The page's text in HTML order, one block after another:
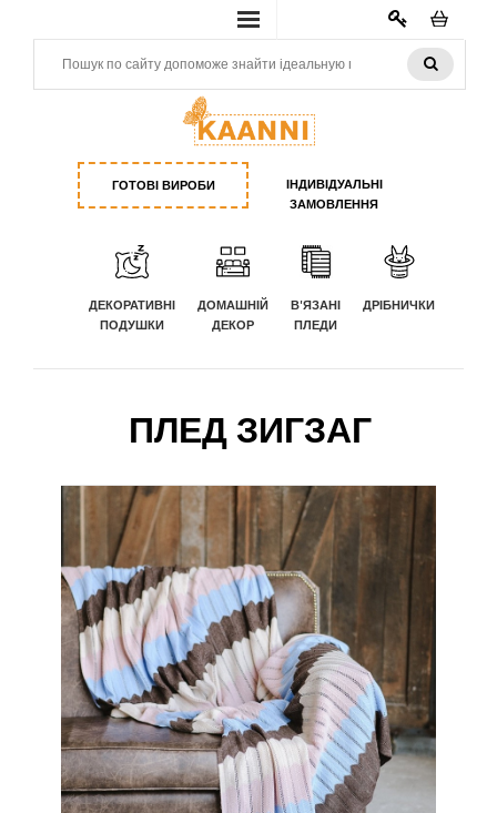
КАБИНЕТ
ГОТОВІ ВИРОБИ
ІНДИВІДУАЛЬНІ
ЗАМОВЛЕННЯ
ДЕКОРАТИВНІ
ПОДУШКИ
ДОМАШНІЙ
ДЕКОР
В'ЯЗАНІ
ПЛЕДИ
ДРІБНИЧКИ
ПЛЕД ЗИГЗАГ